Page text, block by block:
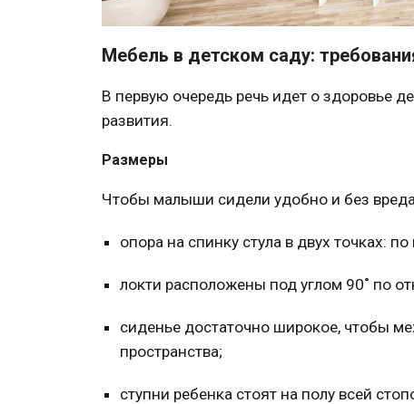
Мебель в детском саду:
В первую очередь речь идет о здоровье
развития.
Размеры
Чтобы малыши сидели удобно и без
опора на спинку стула в двух точках:
локти расположены под углом 90˚ по
сиденье достаточно широкое, чтобы
пространства;
ступни ребенка стоят на полу всей